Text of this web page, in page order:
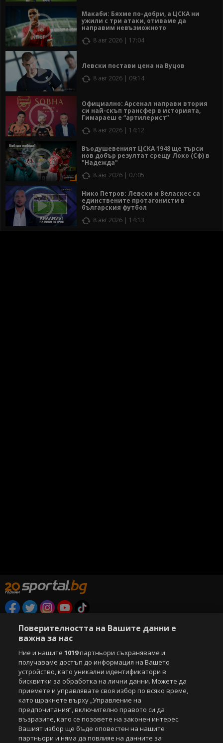
Макаби: Бяхме по-добри, а ЦСКА ни
ужили с три атаки, отиваме да
направим невъзможното
8 авг 2026 | 17:04
Левски постави цена на Вуцов
8 авг 2026 | 09:14
Официално: Арсенал направи втория
си най-скъп трансфер в историята,
Гимараеш е “артилерист”
8 авг 2026 | 14:12
Въодушевеният ЦСКА 1948 ще търси
нов добър резултат срещу Локо (Сф) в
"Надежда"
8 авг 2026 | 07:05
Нико Петров: Левски и Веласкес са
единствените протагонисти в
българския футбол
8 авг 2026 | 14:13
Copyright © 2007-2026 Агенция Спортал. Всички права запазени.
Този уебсайт е собственост наSportal Media Group
За нас Екип За рекламa
Общи условия
Етични правила на НСС
Лични данни
Управление на предпочитания
Съдържанието на този уеб сайт и технологиите, използвани в него, са
под закрила на Закона за авторското право и сродните му права.
Всички статии, репортажи, интервюта и други текстови, графични и
видео материали, публикувани в сайта, са собственост на Агенция
Спортал, освен ако изрично е посочено друго. Допуска се
публикуване на текстови материали само след писмено съгласие на
Поверителността на Вашите данни е
важна за нас
Ние и нашите1019партньори съхраняваме и
получаваме достъп до информация на Вашето
устройство, като уникални идентификатори в
бисквитки за обработка на лични данни. Можете да
приемете и управлявате своя избор по всяко време,
като щракнете върху „Управление на
предпочитания“, включително правото си да
възразите, като се позовете на законен интерес.
Вашият избор ще бъде оповестен на нашите
партньори и няма да повлияе на данните за